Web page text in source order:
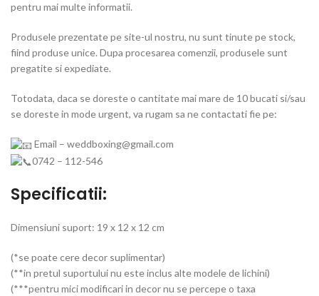
pentru mai multe informatii.
Produsele prezentate pe site-ul nostru, nu sunt tinute pe stock,
fiind produse unice. Dupa procesarea comenzii, produsele sunt
pregatite si expediate.
Totodata, daca se doreste o cantitate mai mare de 10 bucati si/sau
se doreste in mode urgent, va rugam sa ne contactati fie pe:
Email – weddboxing@gmail.com
0742 – 112-546
Specificatii:
Dimensiuni suport: 19 x 12 x 12 cm
(*se poate cere decor suplimentar)
(**in pretul suportului nu este inclus alte modele de lichini)
(***pentru mici modificari in decor nu se percepe o taxa